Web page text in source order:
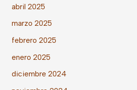
abril 2025
marzo 2025
febrero 2025
enero 2025
diciembre 2024